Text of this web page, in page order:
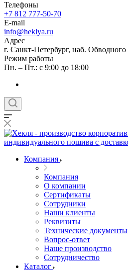
Телефоны
+7 812 777-50-70
E-mail
info@heklya.ru
Адрес
г. Санкт-Петербург, наб.
Режим работы
Пн. – Пт.: с 9:00 до 18:00
Компания
Компания
О компании
Сертификаты
Сотрудники
Наши клиенты
Реквизиты
Технические документы
Вопрос-ответ
Наше производство
Сотрудничество
Каталог